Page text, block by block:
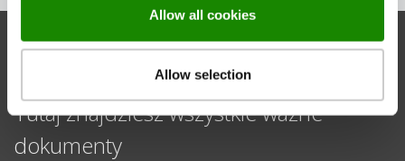
Allow all cookies
Allow selection
Tutaj znajdziesz wszystkie ważne
dokumenty